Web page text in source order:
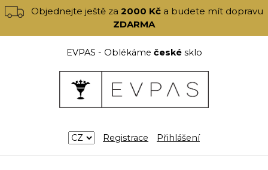
Objednejte ještě za2000 Kč a budete mít dopravu
ZDARMA
EVPAS - Oblékáme českésklo
Registrace Přihlášení